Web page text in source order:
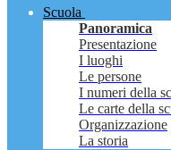
Scuola
Panoramica
Presentazione
I luoghi
Le persone
I numeri della
Le carte della
Organizzazione
La storia